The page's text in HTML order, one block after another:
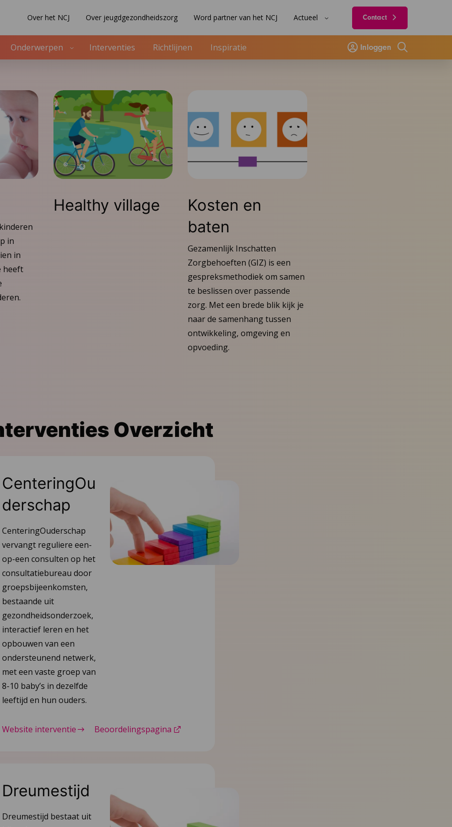
Over het NCJ Over jeugdgezondheidszorg Word partner van het NCJ Actueel Contact
Onderwerpen Interventies Richtlijnen Inspiratie Inloggen
Zoeken
in
in
heeft
Healthy village
Ga
naar
artikel
Kosten en
baten
Gezamenlijk Inschatten
Zorgbehoeften (GIZ) is een
gespreksmethodiek om samen
te beslissen over passende
zorg. Met een brede blik kijk je
naar de samenhang tussen
ontwikkeling, omgeving en
opvoeding.
Ga
naar
artikel
Overzicht
CenteringOu
derschap
CenteringOuderschap
vervangt reguliere een-
op-een consulten op het
consultatiebureau door
groepsbijeenkomsten,
bestaande uit
gezondheidsonderzoek,
interactief leren en het
opbouwen van een
ondersteunend netwerk,
met een vaste groep van
8-10 baby’s in dezelfde
leeftijd en hun ouders.
Website interventie Beoordelingspagina
Dreumestijd
Dreumestijd bestaat uit